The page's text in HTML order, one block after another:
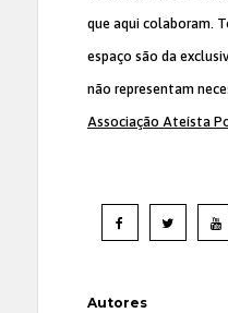
que aqui colaboram.
espaço são da
não representam
Associação Ateísta
Autores